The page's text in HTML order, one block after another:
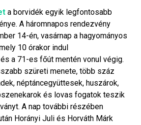
a borvidék egyik legfontosabb
A háromnapos rendezvény
14-én, vasárnap a hagyományos
10 órakor indul
a 71-es főút mentén vonul végig.
szüreti menete, több száz
néptáncegyüttesek, huszárok,
és lovas fogatok teszik
A nap további részében
Horányi Juli és Horváth Márk